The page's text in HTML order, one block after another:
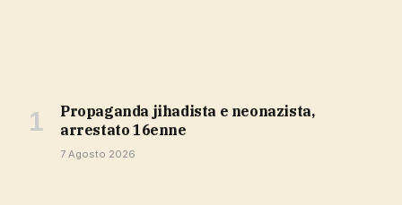
propaganda jihadista e neonazista,
arrestato 16enne
7 Agosto 2026